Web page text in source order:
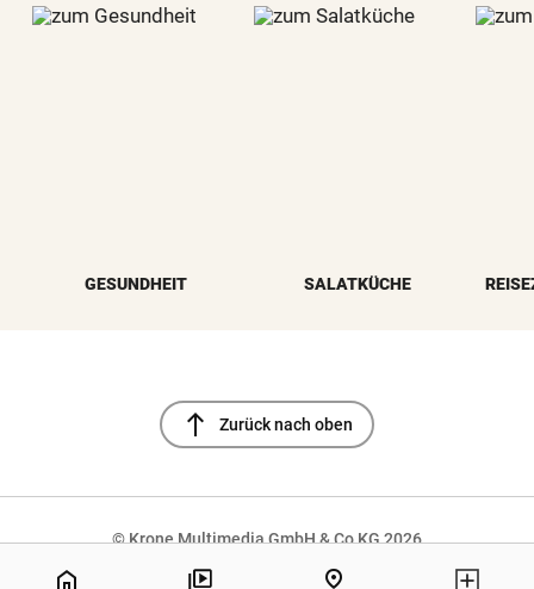
GESUNDHEIT SALATKÜCHE
north Zurück nach oben
© Krone Multimedia GmbH & Co KG 2026
Muthgasse 2, 1190 Wien
home pin_drop